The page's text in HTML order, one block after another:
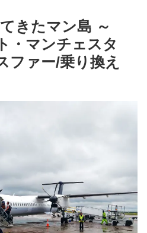
きたマン島 ～
・マンチェスタ
ファー/乗り換え